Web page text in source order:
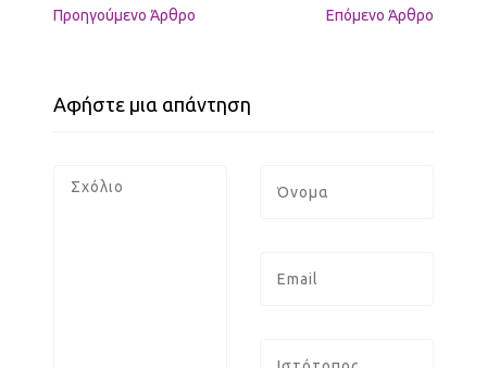
Προηγούμενo Άρθρο Επόμενο Άρθρο
Αφήστε μια απάντηση